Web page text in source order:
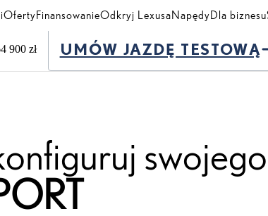
OfertyFinansowanieOdkryj LexusaNapędyDla biznesu
900 zł UMÓW JAZDĘ TESTOWĄ